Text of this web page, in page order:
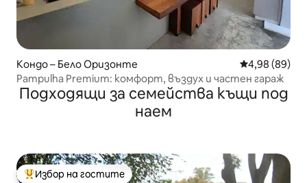
Кондо – Бело Оризонте Средна
4,98 (89)
Pampulha Premium: комфорт, въздух и частен гараж
Подходящи за семейства къщи под
наем
Най-популярен избор на гостите
Избор на гостите